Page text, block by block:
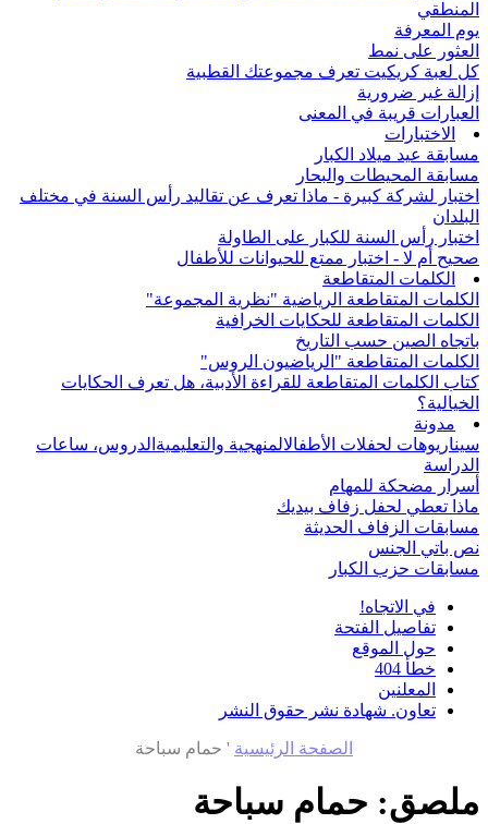
المنطقي
يوم المعرفة
العثور على نمط
كل لعبة كريكيت تعرف مجموعتك القطبية
إزالة غير ضرورية
العبارات قريبة في المعنى
الاختبارات
مسابقة عيد ميلاد الكبار
مسابقة المحيطات والبحار
اختبار لشركة كبيرة - ماذا تعرف عن تقاليد رأس السنة في مختلف
البلدان
اختبار رأس السنة للكبار على الطاولة
صحيح أم لا - اختبار ممتع للحيوانات للأطفال
الكلمات المتقاطعة
الكلمات المتقاطعة الرياضية "نظرية المجموعة"
الكلمات المتقاطعة للحكايات الخرافية
باتجاه الصين حسب التاريخ
الكلمات المتقاطعة "الرياضيون الروس"
كتاب الكلمات المتقاطعة للقراءة الأدبية، هل تعرف الحكايات
الخيالية؟
مدونة
سيناريوهات لحفلات الأطفالالمنهجية والتعليمية الدروس، ساعات
الدراسة
أسرار مضحكة للمهام
ماذا تعطي لحفل زفاف بيديك
مسابقات الزفاف الحديثة
نص باتي الجنس
مسابقات حزب الكبار
في الاتجاه!
تفاصيل الفتحة
حول الموقع
خطأ 404
المعلنين
تعاون. شهادة نشر حقوق النشر
الصفحة الرئيسية ' حمام سباحة
ملصق: حمام سباحة